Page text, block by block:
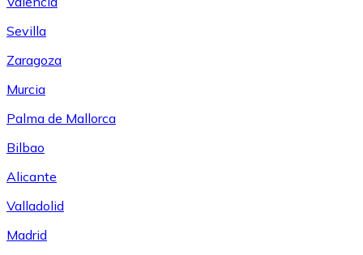
Sevilla
Zaragoza
Murcia
Palma de Mallorca
Bilbao
Alicante
Valladolid
Madrid